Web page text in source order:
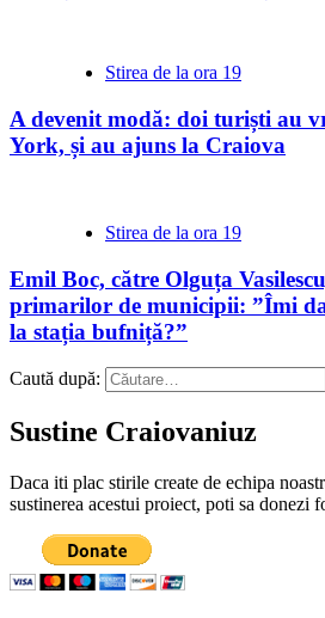
Stirea de la ora 19
A devenit modă: doi turiști au
York, și au ajuns la Craiova
Stirea de la ora 19
Emil Boc, către Olguța
primarilor de municipii: ”Îmi
la stația bufniță?”
Caută după:
Sustine Craiovaniuz
Daca iti plac stirile create de echipa
sustinerea acestui proiect, poti sa donezi